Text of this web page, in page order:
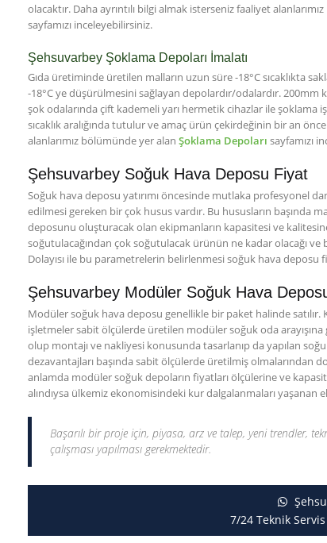
olacaktır. Daha ayrıntılı bilgi almak isterseniz faaliyet
sayfamızı inceleyebilirsiniz.
Şehsuvarbey Şoklama Depoları İmalatı
Gıda üretiminde üretilen malların uzun süre -18°C sıcaklıkta
-18°C ye düşürülmesini sağlayan depolardır/odalardır. 200mm
şok odalarında çift kademeli yarı hermetik cihazlar ile şoklama
sıcaklık aralığında tutulur ve amaç ürün çekirdeğinin bir an
alanlarımız bölümünde yer alanŞoklama Depoları sayfamızı
Şehsuvarbey Soğuk Hava Deposu Fiyat
Soğuk hava deposu yatırımı öncesinde mutlaka profesyonel
edilmesi gereken bir çok husus vardır. Bu hususların başında
deposunu oluşturacak olan ekipmanların kapasitesi ve
soğutulacağından çok soğutulacak ürünün ne kadar olacağı
Dolayısı ile bu parametrelerin belirlenmesi soğuk hava
Şehsuvarbey Modüler Soğuk Hava
Modüler soğuk hava deposu genellikle bir paket halinde
işletmeler sabit ölçülerde üretilen modüler soğuk oda
olup montajı ve nakliyesi konusunda tasarlanıp da yapılan
dezavantajları başında sabit ölçülerde üretilmiş olmalarından
anlamda modüler soğuk depoların fiyatları ölçülerine ve
alındıysa ülkemiz ekonomisindeki kur dalgalanmaları yaşanan
Başarılı bir proje için, piyasa, arz ve talep, yeni trendler,
çalışması yapılması gerekmektedir.
7/24 Teknik